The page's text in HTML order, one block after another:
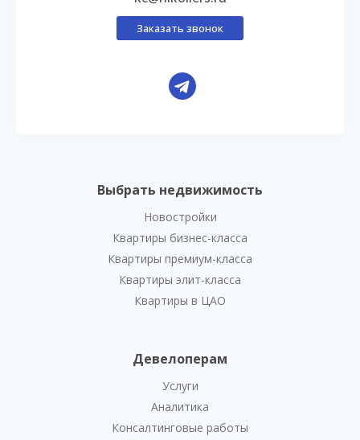
Выбрать недвижимость
Новостройки
Квартиры бизнес-класса
Квартиры премиум-класса
Квартиры элит-класса
Квартиры в ЦАО
Девелоперам
Услуги
Аналитика
Консалтинговые работы
Заказать звонок